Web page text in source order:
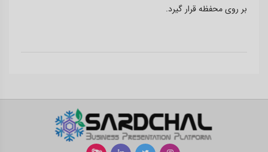
بر روی محفظه قرار گیرد.